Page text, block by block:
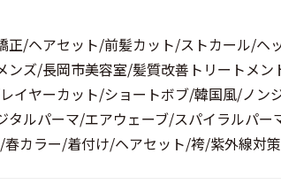
正/ヘアセット/前髪カット/ストカール/
ンズ/長岡市美容室/髪質改善トリートメ
イヤーカット/ショートボブ/韓国風/ノ
タルパーマ/エアウェーブ/スパイラルパ
カラー/着付け/ヘアセット/袴/紫外線対策